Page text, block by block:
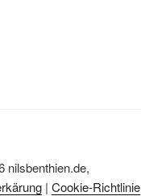
nilsbenthien.de,
| Cookie-Richtlinie